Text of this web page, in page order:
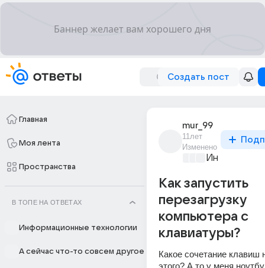
Создать пост
Главная
Моя лента
Пространства
В ТОПЕ НА ОТВЕТАХ
Информационные технологии
А сейчас что-то совсем другое
mur_99
11лет
Изменено
Как запустить
перезагрузку
компьютера с
клавиатуры?
Какое сочетание клавиш
этого? А то у меня